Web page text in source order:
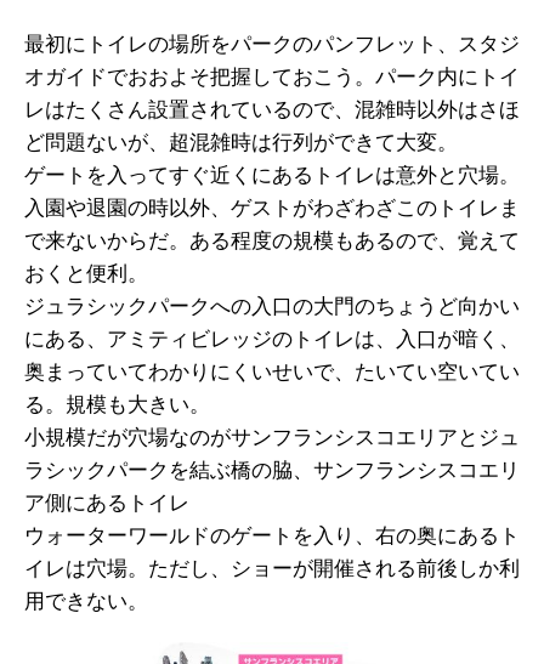
最初にトイレの場所をパークのパンフレット、スタジ
オガイドでおおよそ把握しておこう。パーク内にトイ
レはたくさん設置されているので、混雑時以外はさほ
ど問題ないが、超混雑時は行列ができて大変。
ゲートを入ってすぐ近くにあるトイレは意外と穴場。
入園や退園の時以外、ゲストがわざわざこのトイレま
で来ないからだ。ある程度の規模もあるので、覚えて
おくと便利。
ジュラシックパークへの入口の大門のちょうど向かい
にある、アミティビレッジのトイレは、入口が暗く、
奥まっていてわかりにくいせいで、たいてい空いてい
る。規模も大きい。
小規模だが穴場なのがサンフランシスコエリアとジュ
ラシックパークを結ぶ橋の脇、サンフランシスコエリ
ア側にあるトイレ
ウォーターワールドのゲートを入り、右の奥にあるト
イレは穴場。ただし、ショーが開催される前後しか利
用できない。